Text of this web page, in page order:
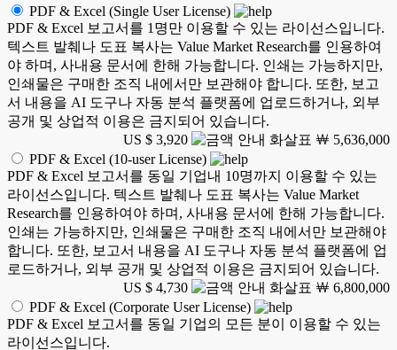
PDF & Excel (Single User License)
PDF & Excel 보고서를 1명만 이용할 수 있는 라이선스입니다.
텍스트 발췌나 도표 복사는 Value Market Research를 인용하여
야 하며, 사내용 문서에 한해 가능합니다. 인쇄는 가능하지만,
인쇄물은 구매한 조직 내에서만 보관해야 합니다. 또한, 보고
서 내용을 AI 도구나 자동 분석 플랫폼에 업로드하거나, 외부
공개 및 상업적 이용은 금지되어 있습니다.
US $ 3,920
￦ 5,636,000
PDF & Excel (10-user License)
PDF & Excel 보고서를 동일 기업내 10명까지 이용할 수 있는
라이선스입니다. 텍스트 발췌나 도표 복사는 Value Market
Research를 인용하여야 하며, 사내용 문서에 한해 가능합니다.
인쇄는 가능하지만, 인쇄물은 구매한 조직 내에서만 보관해야
합니다. 또한, 보고서 내용을 AI 도구나 자동 분석 플랫폼에 업
로드하거나, 외부 공개 및 상업적 이용은 금지되어 있습니다.
US $ 4,730
￦ 6,800,000
PDF & Excel (Corporate User License)
PDF & Excel 보고서를 동일 기업의 모든 분이 이용할 수 있는
라이선스입니다.